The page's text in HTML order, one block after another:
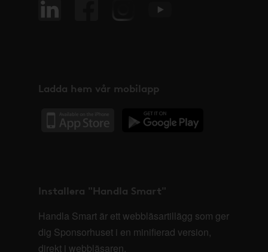
Ladda hem vår mobilapp
Installera "Handla Smart"
Handla Smart är ett webbläsartillägg som ger
dig Sponsorhuset i en minifierad version,
direkt i webbläsaren.